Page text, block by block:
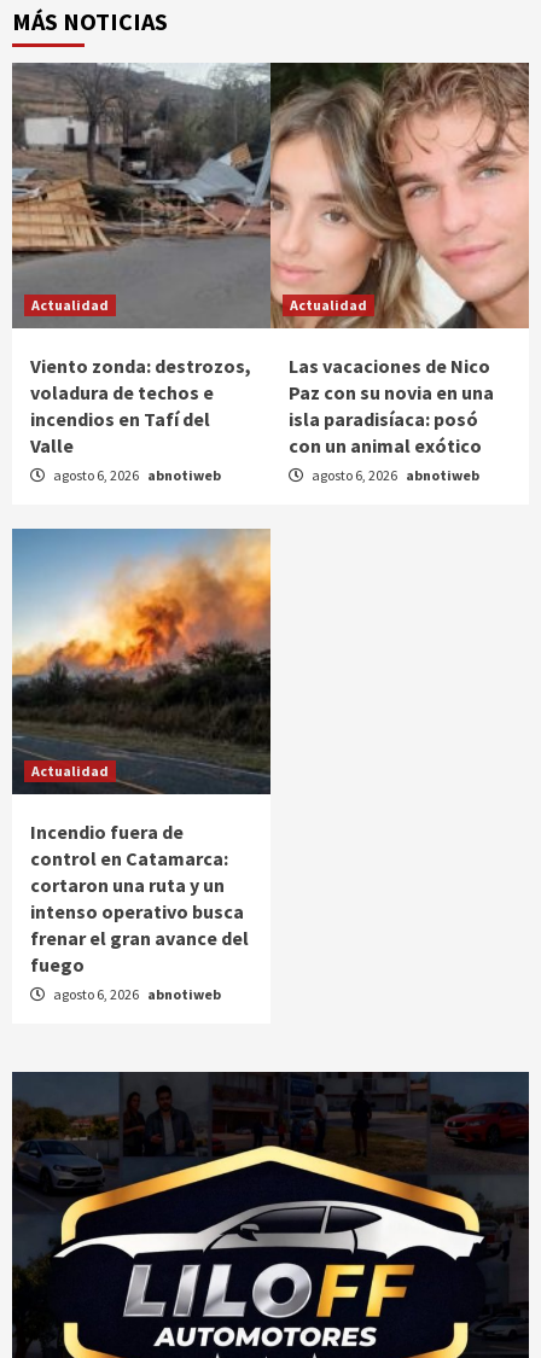
MÁS NOTICIAS
Actualidad
Viento zonda: destrozos,
voladura de techos e
incendios en Tafí del
Valle
agosto 6, 2026 abnotiweb
Actualidad
Las vacaciones de Nico
Paz con su novia en una
isla paradisíaca: posó
con un animal exótico
agosto 6, 2026 abnotiweb
Actualidad
Incendio fuera de
control en Catamarca:
cortaron una ruta y un
intenso operativo busca
frenar el gran avance del
fuego
agosto 6, 2026 abnotiweb